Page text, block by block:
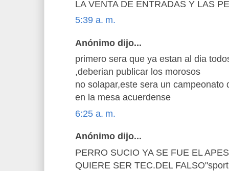
LA VENTA DE ENTRADAS Y LAS
5:39 a. m.
Anónimo dijo...
primero sera que ya estan al dia
,deberian publicar los morosos
no solapar,este sera un campeonato
en la mesa acuerdense
6:25 a. m.
Anónimo dijo...
PERRO SUCIO YA SE FUE EL
QUIERE SER TEC.DEL